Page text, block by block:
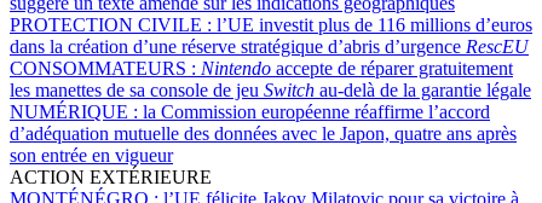
PROTECTION CIVILE : l’UE investit plus de 116 millions d’euros
dans la création d’une réserve stratégique d’abris d’urgence RescEU
CONSOMMATEURS : Nintendo accepte de réparer gratuitement
les manettes de sa console de jeu Switch au-delà de la garantie légale
NUMÉRIQUE : la Commission européenne réaffirme l’accord
d’adéquation mutuelle des données avec le Japon, quatre ans après
son entrée en vigueur
ACTION EXTÉRIEURE